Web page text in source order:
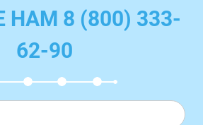
НАМ 8 (800) 333-
62-90